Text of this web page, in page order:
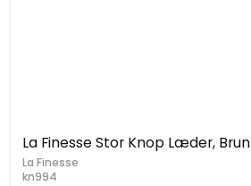
La Finesse Stor Knop Læder, Brun
La Finesse
kn994